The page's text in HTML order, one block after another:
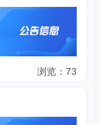
浏览：73